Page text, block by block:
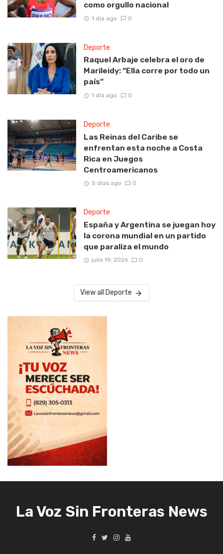
como orgullo nacional
1 día ago 0
Deporte
Raquel Arbaje celebra el oro de
Marileidy: “Ella corre por todo un
país”
1 día ago 0
Deporte
Las Reinas del Caribe se
enfrentan esta noche a Costa
Rica en Juegos
Centroamericanos
5 días ago 0
Deporte
España y Argentina se juegan hoy
la corona mundial en un partido
que paraliza el mundo
julio 19, 2026 0
View all Deporte
La Voz Sin Fronteras News